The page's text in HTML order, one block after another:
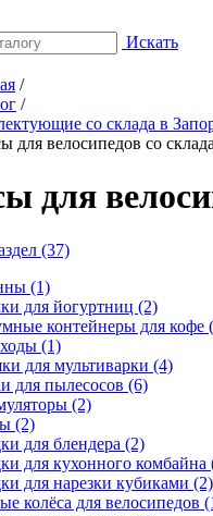
Искать
/
/
со склада в
для велосипедов со
для
(37)
(1)
для йогуртниц (2)
контейнеры для кофе
(1)
для мультиварки (4)
для пылесосов (6)
(2)
(2)
для блендера (2)
для кухонного комбайна
для нарезки кубиками (2)
колёса для велосипедов